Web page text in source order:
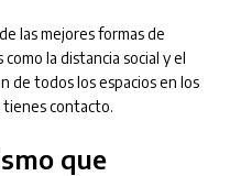
las mejores formas de
la distancia social y el
de todos los espacios en los
tienes contacto.
que